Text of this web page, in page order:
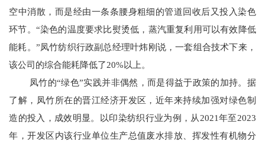
空中消散，而是经由一条条腰身粗细的管道回收后又投入染色
环节。“染色的温度要求比熨烫低，蒸汽重复利用可以有效降低
能耗。”凤竹纺织行政副总经理叶炜刚说，一套组合技术下来，
该公司的综合能耗降低了20%以上。
凤竹的“绿色”实践并非偶然，而是得益于政策的加持。据
了解，凤竹所在的晋江经济开发区，近年来持续加强对绿色制
造的投入，成效明显。以印染纺织行业为例，从2021年至2023
年，开发区内该行业单位生产总值废水排放、挥发性有机物分